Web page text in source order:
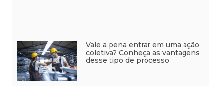
Vale a pena entrar em uma ação
coletiva? Conheça as vantagens
desse tipo de processo